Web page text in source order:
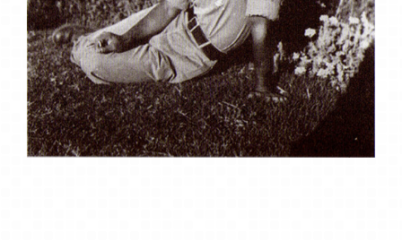
הכפתור המתאים בערכת
ההנגשה הנגללת בצד
האתר ונפתחת בלחיצה
על הסמלון של כסא
הגלגלים.
הקישורים באתר ברורים
ומכילים הסבר להיכן הם